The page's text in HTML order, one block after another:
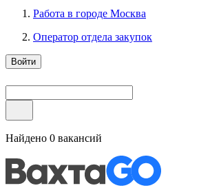
Работа в городе Москва
Оператор отдела закупок
Войти
Найдено 0 вакансий